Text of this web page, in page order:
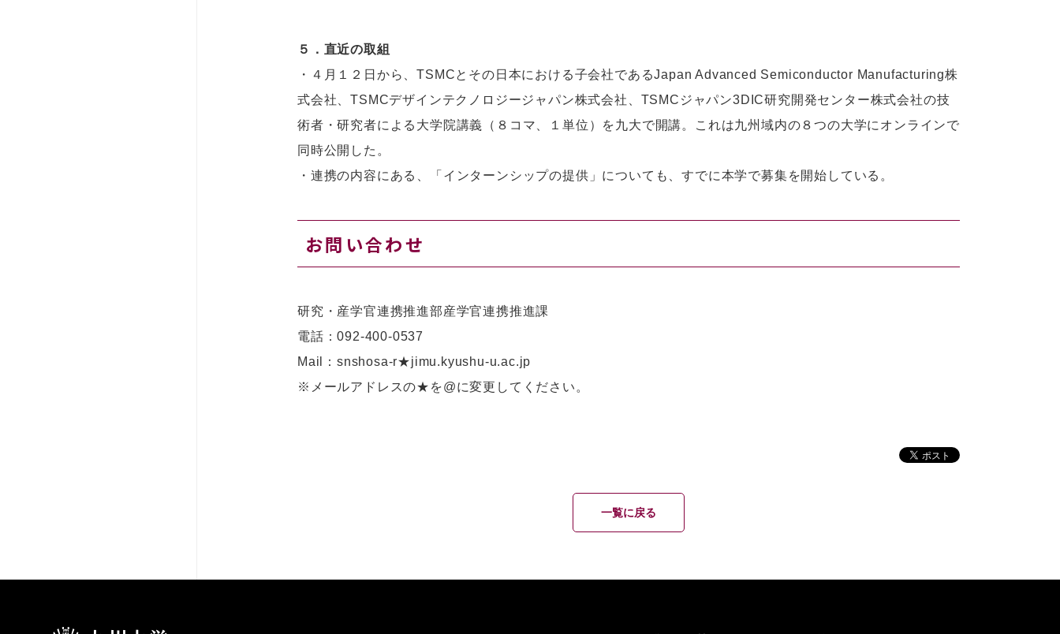
５．直近の取組
・４月１２日から、TSMCとその日本における子会社であるJapan Advanced Semiconductor Manufacturing株
式会社、TSMCデザインテクノロジージャパン株式会社、TSMCジャパン3DIC研究開発センター株式会社の技
術者・研究者による大学院講義（８コマ、１単位）を九大で開講。これは九州域内の８つの大学にオンラインで
同時公開した。
・連携の内容にある、「インターンシップの提供」についても、すでに本学で募集を開始している。
お問い合わせ
研究・産学官連携推進部産学官連携推進課
電話：092-400-0537
Mail：snshosa-r★jimu.kyushu-u.ac.jp
※メールアドレスの★を@に変更してください。
一覧に戻る